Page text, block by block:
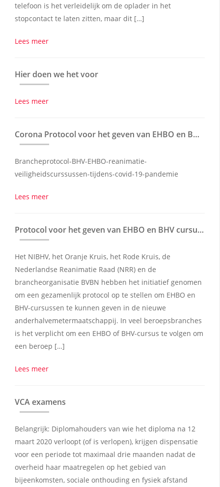
telefoon is het verleidelijk om de oplader in het
stopcontact te laten zitten, maar dit […]
Lees meer
Hier doen we het voor
Lees meer
Corona Protocol voor het geven van EHBO en BHV cursussen.
Brancheprotocol-BHV-EHBO-reanimatie-
veiligheidscurssussen-tijdens-covid-19-pandemie
Lees meer
Protocol voor het geven van EHBO en BHV cursussen in de maak!
Het NIBHV, het Oranje Kruis, het Rode Kruis, de
Nederlandse Reanimatie Raad (NRR) en de
brancheorganisatie BVBN hebben het initiatief genomen
om een gezamenlijk protocol op te stellen om EHBO en
BHV-cursussen te kunnen geven in de nieuwe
anderhalvemetermaatschappij. In veel beroepsbranches
is het verplicht om een EHBO of BHV-cursus te volgen om
een beroep […]
Lees meer
VCA examens
Belangrijk: Diplomahouders van wie het diploma na 12
maart 2020 verloopt (of is verlopen), krijgen dispensatie
voor een periode tot maximaal drie maanden nadat de
overheid haar maatregelen op het gebied van
bijeenkomsten, sociale onthouding en fysiek afstand